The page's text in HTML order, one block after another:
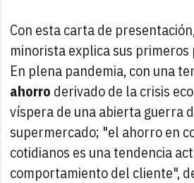
Con esta carta de
minorista explica sus primeros
En plena pandemia, con una
ahorro derivado de la crisis
víspera de una abierta guerra
supermercado; "el ahorro en
cotidianos es una tendencia
comportamiento del cliente",